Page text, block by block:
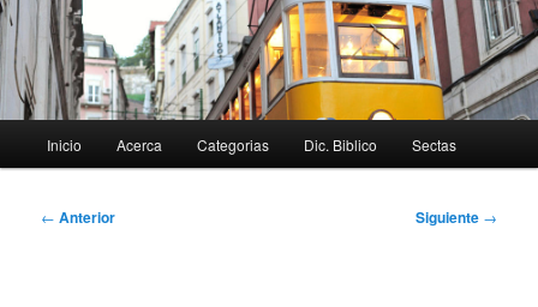
principal
Inicio Acerca Categorias Dic. Biblico Sectas
Navegación
← Anterior Siguiente →